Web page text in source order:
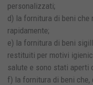
personalizzati;
d) la fornitura di beni
rapidamente;
e) la fornitura di beni
restituiti per motivi
salute e sono stati aperti
f) la fornitura di beni che,